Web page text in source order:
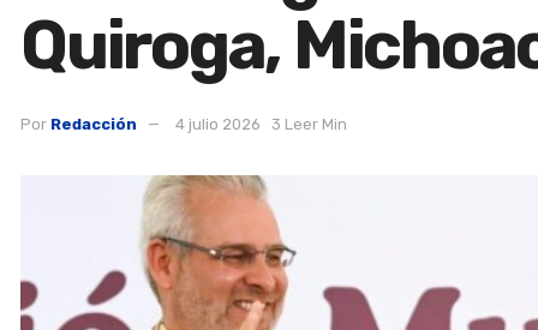
Quiroga,
Por Redacción 4 julio 2026 3 Leer Min